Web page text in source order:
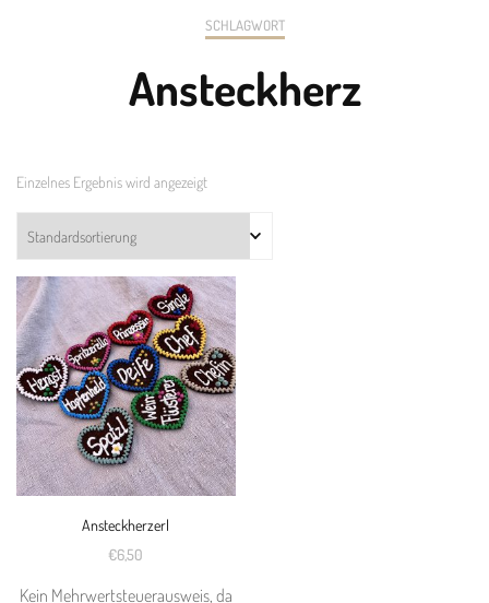
SCHLAGWORT
Ansteckherz
Einzelnes Ergebnis wird angezeigt
Ansteckherzerl
€6,50
Kein Mehrwertsteuerausweis, da